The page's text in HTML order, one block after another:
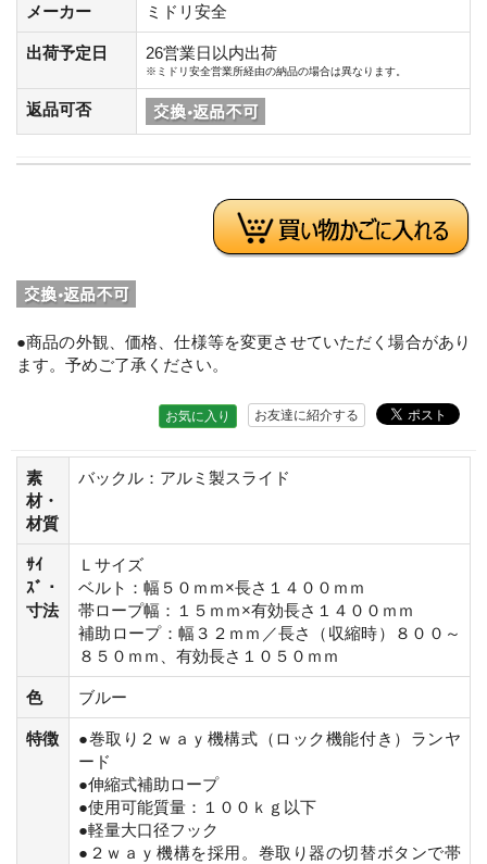
メーカー ミドリ安全
出荷予定日 26営業日以内出荷
※ミドリ安全営業所経由の納品の場合は異なります。
返品可否
●商品の外観、価格、仕様等を変更させていただく場合があり
ます。予めご了承ください。
お友達に紹介する
お気に入り
素
材・
材質
バックル：アルミ製スライド
ｻｲ
ｽﾞ・
寸法
Ｌサイズ
ベルト：幅５０ｍｍ×長さ１４００ｍｍ
帯ロープ幅：１５ｍｍ×有効長さ１４００ｍｍ
補助ロープ：幅３２ｍｍ／長さ（収縮時）８００～
８５０ｍｍ、有効長さ１０５０ｍｍ
色 ブルー
特徴
●巻取り２ｗａｙ機構式（ロック機能付き）ランヤ
ード
●伸縮式補助ロープ
●使用可能質量：１００ｋｇ以下
●軽量大口径フック
●２ｗａｙ機構を採用。巻取り器の切替ボタンで帯